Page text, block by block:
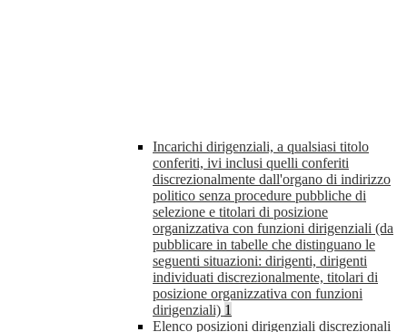
Incarichi dirigenziali, a qualsiasi titolo
conferiti, ivi inclusi quelli conferiti
discrezionalmente dall'organo di indirizzo
politico senza procedure pubbliche di
selezione e titolari di posizione
organizzativa con funzioni dirigenziali (da
pubblicare in tabelle che distinguano le
seguenti situazioni: dirigenti, dirigenti
individuati discrezionalmente, titolari di
posizione organizzativa con funzioni
dirigenziali) 1
Elenco posizioni dirigenziali discrezionali